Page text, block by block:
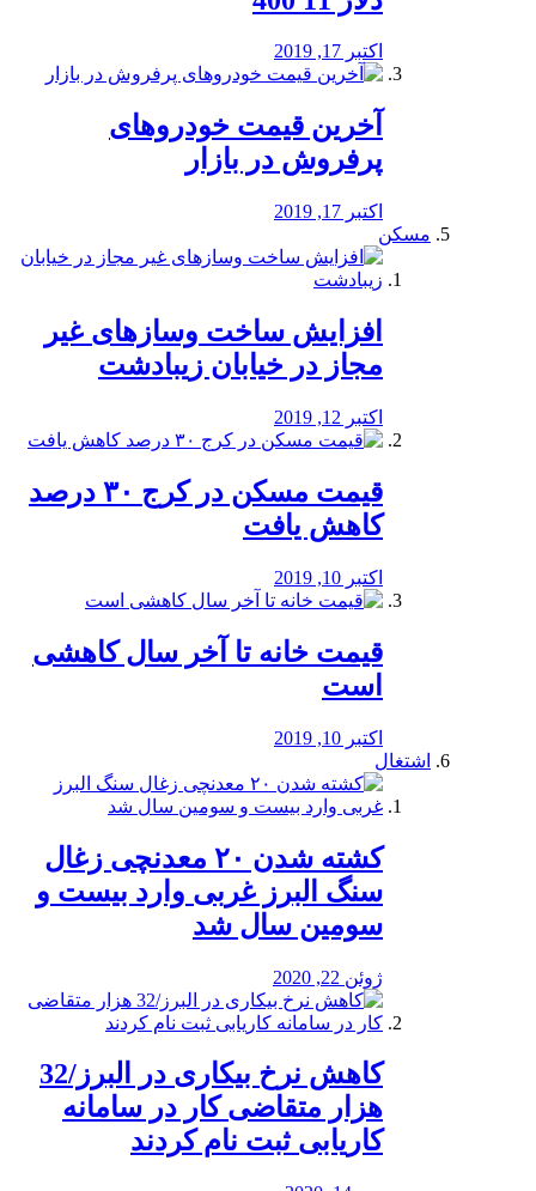
اکتبر 17, 2019
آخرین قیمت خودرو‌های
پرفروش در بازار
اکتبر 17, 2019
مسکن
افزایش ساخت وسازهای غیر
مجاز در خیابان زیبادشت
اکتبر 12, 2019
️قیمت مسکن در کرج ۳۰ درصد
کاهش یافت
اکتبر 10, 2019
قیمت خانه تا آخر سال کاهشی
است
اکتبر 10, 2019
اشتغال
کشته شدن ۲۰ معدنچی زغال
سنگ البرز غربی وارد بیست و
سومین سال شد
ژوئن 22, 2020
کاهش نرخ بیکاری در البرز/32
هزار متقاضی کار در سامانه
کاریابی ثبت نام کردند